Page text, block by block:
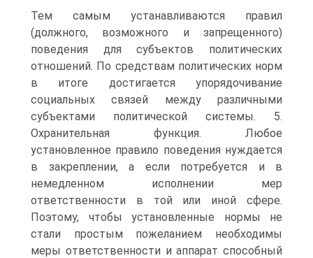
Тем самым устанавливаются правил
(должного, возможного и запрещенного)
поведения для субъектов политических
отношений. По средствам политических норм
в итоге достигается упорядочивание
социальных связей между различными
субъектами политической системы. 5.
Охранительная функция. Любое
установленное правило поведения нуждается
в закреплении, а если потребуется и в
немедленном исполнении мер
ответственности в той или иной сфере.
Поэтому, чтобы установленные нормы не
стали простым пожеланием необходимы
меры ответственности и аппарат способный